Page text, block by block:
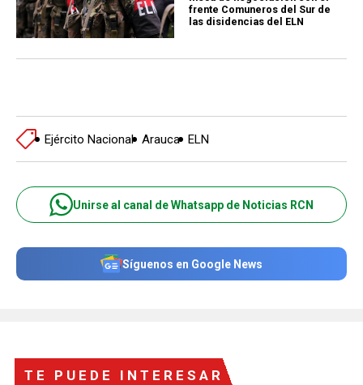
frente Comuneros del Sur de
las disidencias del ELN
Ejército Nacional Arauca ELN
Unirse al canal de Whatsapp de Noticias RCN
Síguenos en Google News
TE PUEDE INTERESAR